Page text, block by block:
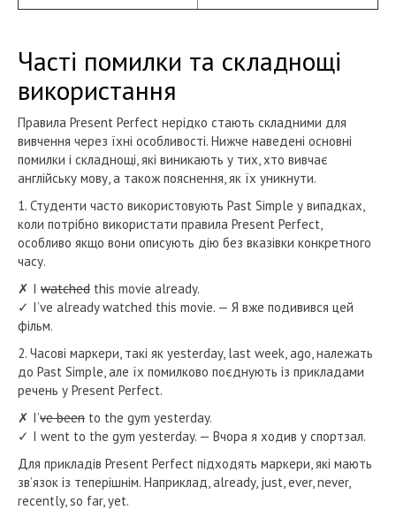
Часті помилки та складнощі
використання
Правила Present Perfect нерідко стають складними для
вивчення через їхні особливості. Нижче наведені основні
помилки і складнощі, які виникають у тих, хто вивчає
англійську мову, а також пояснення, як їх уникнути.
1. Студенти часто використовують Past Simple у випадках,
коли потрібно використати правила Present Perfect,
особливо якщо вони описують дію без вказівки конкретного
часу.
✗ I watched this movie already.
✓ I’ve already watched this movie. — Я вже подивився цей
фільм.
2. Часові маркери, такі як yesterday, last week, ago, належать
до Past Simple, але їх помилково поєднують із прикладами
речень у Present Perfect.
✗ I’ve been to the gym yesterday.
✓ I went to the gym yesterday. — Вчора я ходив у спортзал.
Для прикладів Present Perfect підходять маркери, які мають
зв’язок із теперішнім. Наприклад, already, just, ever, never,
recently, so far, yet.